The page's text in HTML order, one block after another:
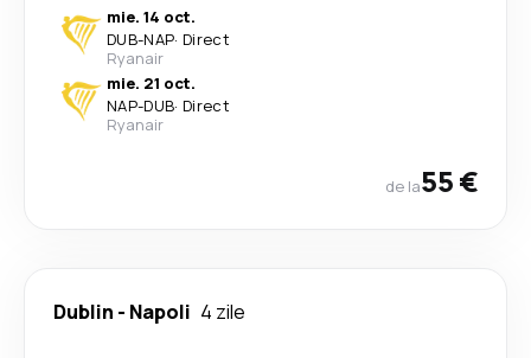
mie. 14 oct.
DUB-NAP· Direct
Ryanair
mie. 21 oct.
NAP-DUB· Direct
Ryanair
de la55 €
Dublin - Napoli 4 zile